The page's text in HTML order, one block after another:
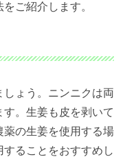
ご紹介します。
しょう。ニンニクは両
。生姜も皮を剥いて
の生姜を使用する場
ることをおすすめし